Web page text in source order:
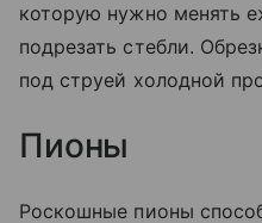
которую нужно менять
подрезать стебли.
под струей холодной
Пионы
Роскошные пионы